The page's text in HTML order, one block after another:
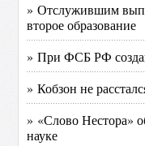
» Отслужившим
второе образование
» При ФСБ РФ
» Кобзон не
» «Слово Нестора»
науке